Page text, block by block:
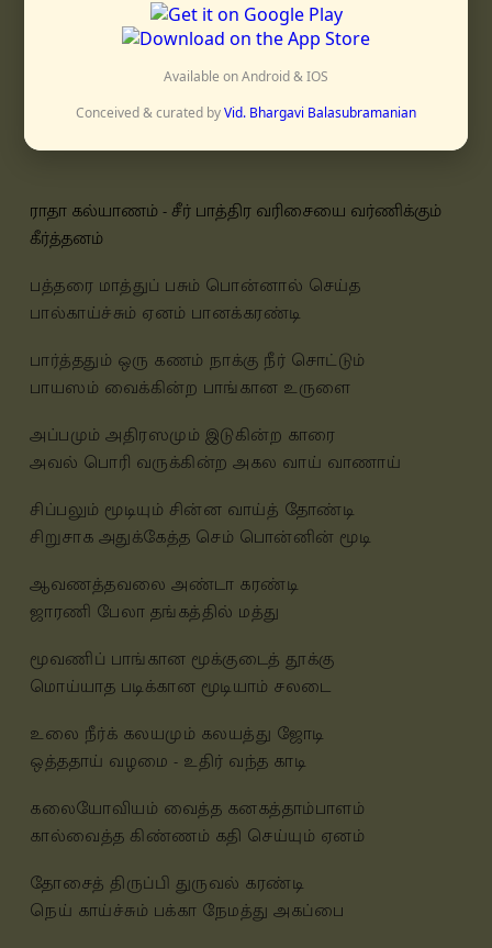
muttu navarattinamām mōna nahaippeṭṭi
ettanai ettanai kuttu viḷakkōḍi
ராதா கல்யாணம் - சீர் பாத்திர வரிசையை வர்ணிக்கும்
கீர்த்தனம்
பத்தரை மாத்துப் பசும் பொன்னால் செய்த
பால்காய்ச்சும் ஏனம் பானக்கரண்டி
பார்த்ததும் ஒரு கணம் நாக்கு நீர் சொட்டும்
பாயஸம் வைக்கின்ற பாங்கான உருளை
அப்பமும் அதிரஸமும் இடுகின்ற காரை
அவல் பொரி வருக்கின்ற அகல வாய் வாணாய்
சிப்பலும் மூடியும் சின்ன வாய்த் தோண்டி
சிறுசாக அதுக்கேத்த செம் பொன்னின் மூடி
ஆவணத்தவலை அண்டா கரண்டி
ஜாரணி பேலா தங்கத்தில் மத்து
மூவணிப் பாங்கான மூக்குடைத் தூக்கு
மொய்யாத படிக்கான மூடியாம் சலடை
உலை நீர்க் கலயமும் கலயத்து ஜோடி
ஒத்ததாய் வழமை - உதிர் வந்த காடி
கலையோவியம் வைத்த கனகத்தாம்பாளம்
கால்வைத்த கிண்ணம் கதி செய்யும் ஏனம்
தோசைத் திருப்பி துருவல் கரண்டி
நெய் காய்ச்சும் பக்கா நேமத்து அகப்பை
Available on Android & IOS
Conceived & curated byVid. Bhargavi Balasubramanian